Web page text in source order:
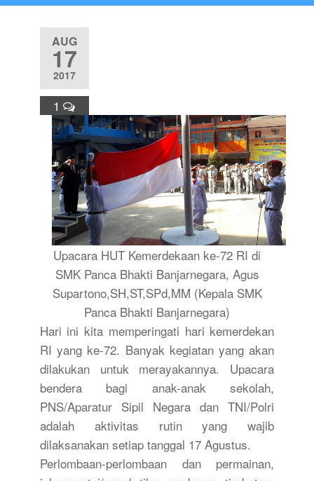
AUG
17
2017
1
Upacara HUT Kemerdekaan ke-72 RI di
SMK Panca Bhakti Banjarnegara, Agus
Supartono,SH,ST,SPd,MM (Kepala SMK
Panca Bhakti Banjarnegara)
Hari ini kita memperingati hari kemerdekan
RI yang ke-72. Banyak kegiatan yang akan
dilakukan untuk merayakannya. Upacara
bendera bagi anak-anak sekolah,
PNS/Aparatur Sipil Negara dan TNI/Polri
adalah aktivitas rutin yang wajib
dilaksanakan setiap tanggal 17 Agustus.
Perlombaan-perlombaan dan permainan,